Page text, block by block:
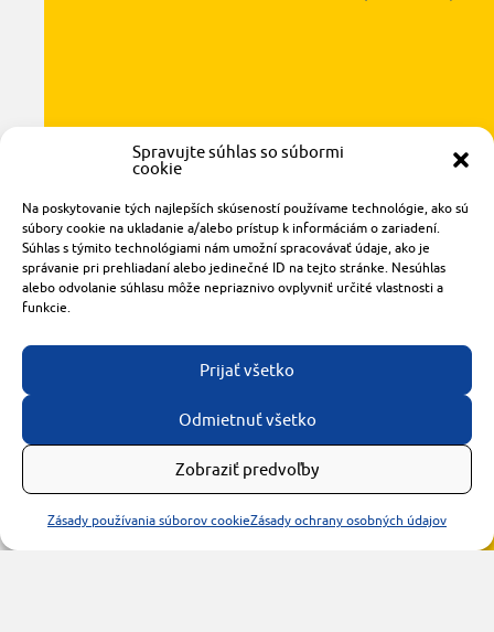
Spravujte súhlas so súbormi
cookie
Na poskytovanie tých najlepších skúseností používame technológie, ako sú
súbory cookie na ukladanie a/alebo prístup k informáciám o zariadení.
Súhlas s týmito technológiami nám umožní spracovávať údaje, ako je
správanie pri prehliadaní alebo jedinečné ID na tejto stránke. Nesúhlas
alebo odvolanie súhlasu môže nepriaznivo ovplyvniť určité vlastnosti a
funkcie.
Prijať všetko
Odmietnuť všetko
Zobraziť predvoľby
Zásady používania súborov cookieZásady ochrany osobných údajov
Radlinského 1611/14
921 01 Piešťany
obchod@rzparkety.sk
+421 905 119 087